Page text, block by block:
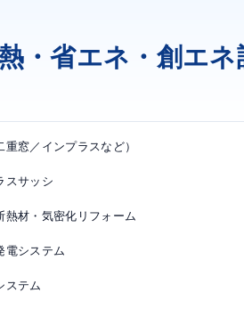
・省エネ・創エネ
重窓／インプラスなど）
スサッシ
熱材・気密化リフォーム
電システム
ステム